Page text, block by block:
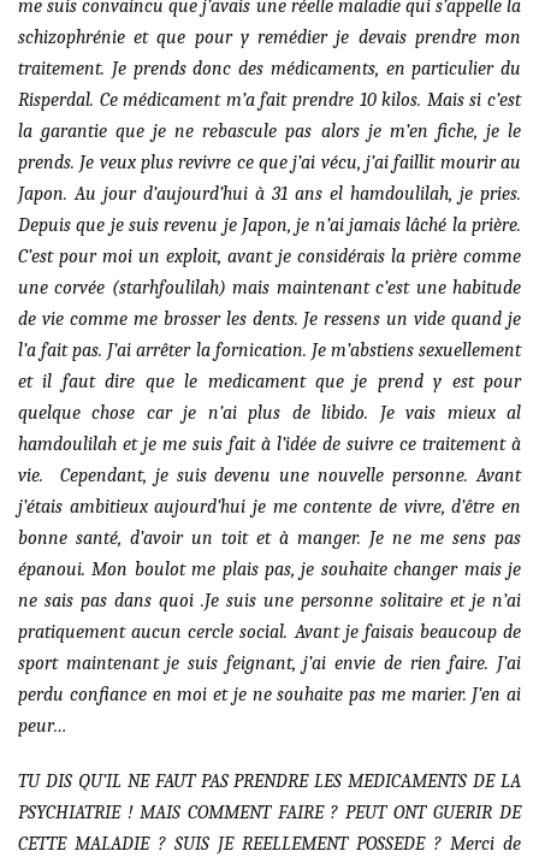
me suis convaincu que j’avais une réelle maladie qui s’appelle la
schizophrénie et que pour y remédier je devais prendre mon
traitement. Je prends donc des médicaments, en particulier du
Risperdal. Ce médicament m’a fait prendre 10 kilos. Mais si c’est
la garantie que je ne rebascule pas alors je m’en fiche, je le
prends. Je veux plus revivre ce que j’ai vécu, j’ai faillit mourir au
Japon. Au jour d’aujourd’hui à 31 ans el hamdoulilah, je pries.
Depuis que je suis revenu je Japon, je n’ai jamais lâché la prière.
C’est pour moi un exploit, avant je considérais la prière comme
une corvée (starhfoulilah) mais maintenant c’est une habitude
de vie comme me brosser les dents. Je ressens un vide quand je
l’a fait pas. J’ai arrêter la fornication. Je m’abstiens sexuellement
et il faut dire que le medicament que je prend y est pour
quelque chose car je n’ai plus de libido. Je vais mieux al
hamdoulilah et je me suis fait à l’idée de suivre ce traitement à
vie. Cependant, je suis devenu une nouvelle personne. Avant
j’étais ambitieux aujourd’hui je me contente de vivre, d’être en
bonne santé, d’avoir un toit et à manger. Je ne me sens pas
épanoui. Mon boulot me plais pas, je souhaite changer mais je
ne sais pas dans quoi .Je suis une personne solitaire et je n’ai
pratiquement aucun cercle social. Avant je faisais beaucoup de
sport maintenant je suis feignant, j’ai envie de rien faire. J’ai
perdu confiance en moi et je ne souhaite pas me marier. J’en ai
peur…
TU DIS QU’IL NE FAUT PAS PRENDRE LES MEDICAMENTS DE LA
PSYCHIATRIE ! MAIS COMMENT FAIRE ? PEUT ONT GUERIR DE
CETTE MALADIE ? SUIS JE REELLEMENT POSSEDE ? Merci de